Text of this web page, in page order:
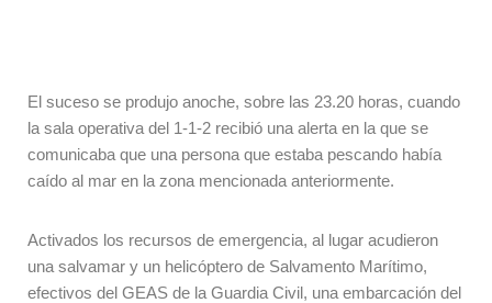
El suceso se produjo anoche, sobre las 23.20 horas, cuando
la sala operativa del 1-1-2 recibió una alerta en la que se
comunicaba que una persona que estaba pescando había
caído al mar en la zona mencionada anteriormente.
Activados los recursos de emergencia, al lugar acudieron
una salvamar y un helicóptero de Salvamento Marítimo,
efectivos del GEAS de la Guardia Civil, una embarcación del